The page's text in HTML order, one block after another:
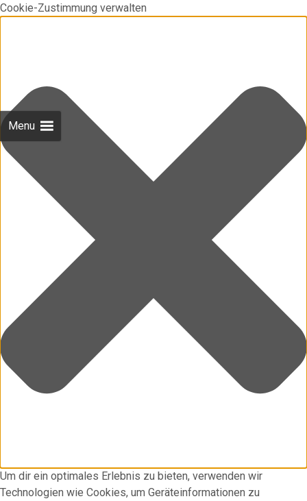
Cookie-Zustimmung verwalten
Um dir ein optimales Erlebnis zu bieten, verwenden wir
Technologien wie Cookies, um Geräteinformationen zu
Menu